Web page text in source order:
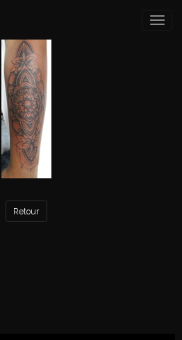
Retour